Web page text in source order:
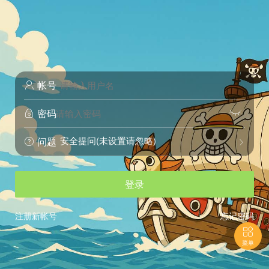
 帐号
 密码 
 问题 
安全提问(未设置请忽略)
登录
忘记密码
注册新帐号

菜单